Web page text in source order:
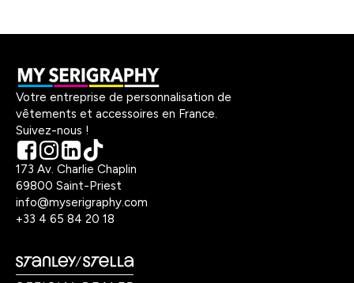
Votre entreprise de personnalisation de
vêtements et accessoires en France.
Suivez-nous !
173 Av. Charlie Chaplin
69800 Saint-Priest
info@myserigraphy.com
+33 4 65 84 20 18